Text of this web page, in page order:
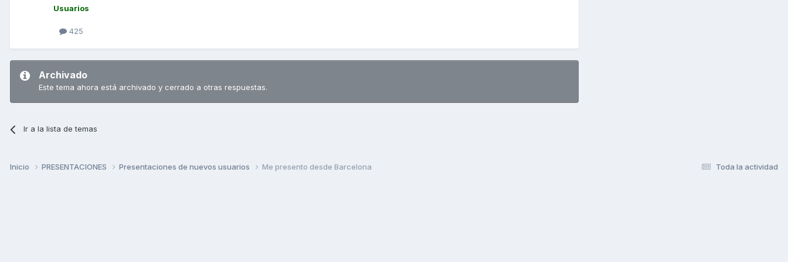
Usuarios
425
Archivado
Este tema ahora está archivado y cerrado a otras respuestas.
Ir a la lista de temas
Toda la actividad
Inicio PRESENTACIONES Presentaciones de nuevos usuarios Me presento desde Barcelona